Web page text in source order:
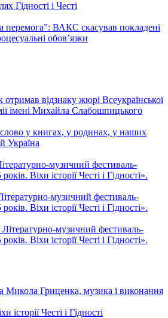
Гідності і Честі
перемога”: ВАКС скасував покладені
обов’язки
відзнаку жюрі Всеукраїнської
імені Михайла Слабошпицького
у книгах, у родинах, у наших
Україна
музичний фестиваль-
Віхи історії Честі і Гідності».
музичний фестиваль-
Віхи історії Честі і Гідності».
музичний фестиваль-
Віхи історії Честі і Гідності».
Микола Гриценка, музика і виконання
історії Честі і Гідності